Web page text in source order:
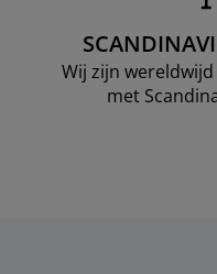
Wij zijn
met